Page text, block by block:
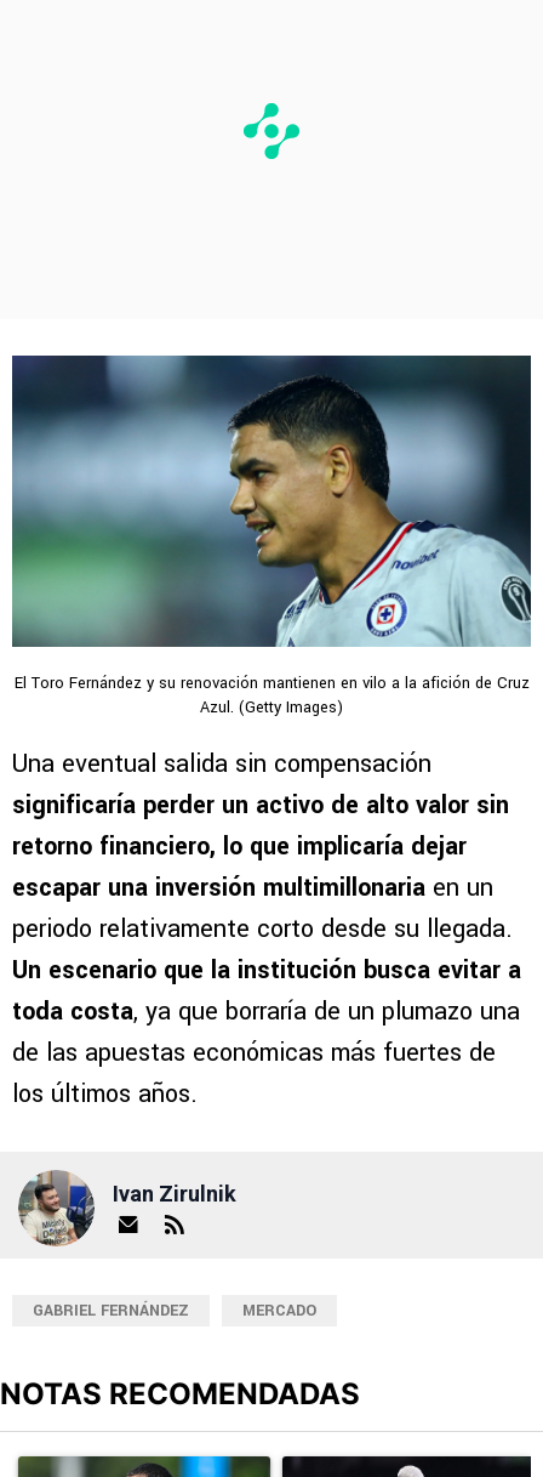
El Toro Fernández y su renovación mantienen en vilo a la afición de Cruz
Azul. (Getty Images)
Una eventual salida sin compensación
significaría perder un activo de alto valor sin
retorno financiero, lo que implicaría dejar
escapar una inversión multimillonaria en un
periodo relativamente corto desde su llegada.
Un escenario que la institución busca evitar a
toda costa, ya que borraría de un plumazo una
de las apuestas económicas más fuertes de
los últimos años.
Ivan Zirulnik
GABRIEL FERNÁNDEZ MERCADO
NOTAS RECOMENDADAS
Un artículo de tendencia con el título "¿Willer Ditta se pierde el
Un artículo de tendencia con